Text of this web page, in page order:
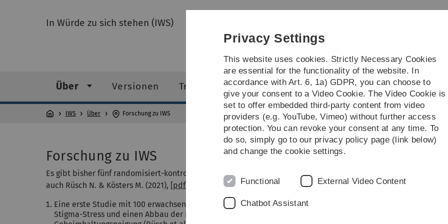
Skip
Skip
Skip
Skip
In Würde zu sich stehen (IWS)
Über Versionen Training
IWS Über Forschung zu IWS
Forschung zu IWS
Es gibt bisher fünf randomisiert-kontrollierte Studien (RCTs) zu IWS, die allesamt positive Wirkungen zeigen,
auch Rüsch N. & Kösters M. (2021), [pdf
Eine erste Studie mit 100 erwachsenen Teilnehmern in Kilchberg und Zürich zeigte eine Verringerung von
Stigma-Stress und einen Abbau der Belastung durch den Entscheidungskonflikt sowie der
Privacy Settings
This website uses cookies. Strictly Necessary Cookies
are essential for the functionality of the website. In
accordance with Art. 6, 1a) GDPR, you can choose to
give your consent to a Video Cookie. The Video Cookie is
set to offer embedded third-party content from video
providers (e.g. YouTube, Vimeo) without further access
protection. You can revoke your consent at any time. To
do so, simply go to our privacy policy page (link below)
and change the cookie settings.
Functional External Video Content
Chatbot Assistant